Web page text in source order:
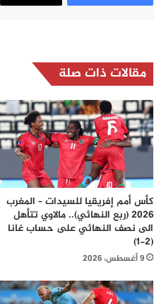
مقالات ذات صلة
كأس أمم إفريقيا للسيدات – المغرب
2026 (ربع النهائي).. مالاوي تتأهل
الى نصف النهائي على حساب غانا
(2-1)
9 أغسطس، 2026